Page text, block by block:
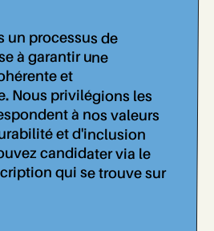
un processus de
à garantir une
et
privilégions les
à nos valeurs
et d'inclusion
candidater via le
qui se trouve sur